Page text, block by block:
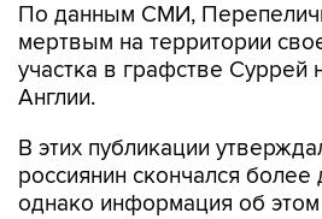
По данным СМИ,
мертвым на территории
участка в графстве Суррей
Англии.
В этих публикации
россиянин скончался более
однако информация об этом